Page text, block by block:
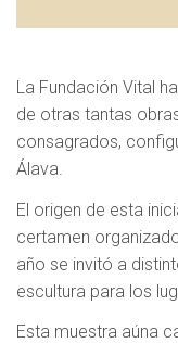
La Fundación Vital
de otras tantas
consagrados,
Álava.
El origen de esta
certamen
año se invitó a
escultura para los
Esta muestra aúna